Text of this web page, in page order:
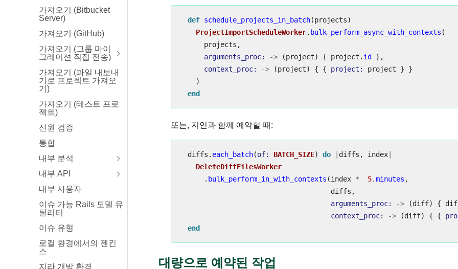
가져오기 (Bitbucket
Server)
가져오기 (GitHub)
가져오기 (그룹 마이
그레이션 직접 전송)
가져오기 (파일 내보내
기로 프로젝트 가져오
기)
가져오기 (테스트 프로
젝트)
신원 검증
통합
내부 분석
내부 API
내부 사용자
이슈 가능 Rails 모델 유
틸리티
이슈 유형
로컬 환경에서의 젠킨
스
지라 개발 환경
def schedule_projects_in_batch(projects)
ProjectImportScheduleWorker. bulk_perform_async_with_contexts (
projects ,
arguments_proc:
-> (project) { project . id
},
context_proc:
-> (project) { { project: project }
}
)
end
또는, 지연과 함께 예약할 때:
diffs . each_batch(of: BATCH_SIZE) do diffs , index
DeleteDiffFilesWorker
. bulk_perform_in_with_contexts (index * 5.minutes ,
diffs ,
arguments_proc:
-> (diff) {
context_proc:
-> (diff) { {
end
대량으로 예약된 작업